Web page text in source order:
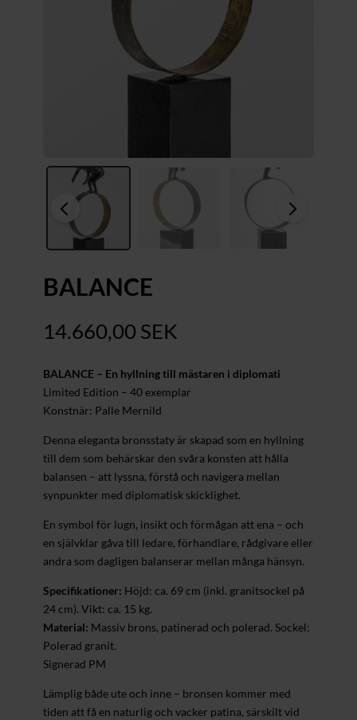
BALANCE
14.660,00 SEK
BALANCE – En hyllning till mästaren i diplomati
Limited Edition – 40 exemplar
Konstnär: Palle Mernild
Denna eleganta bronsstaty är skapad som en hyllning
till dem som behärskar den svåra konsten att hålla
balansen – att lyssna, förstå och navigera mellan
synpunkter med diplomatisk skicklighet.
En symbol för lugn, insikt och förmågan att ena – och
en självklar gåva till ledare, förhandlare, rådgivare eller
andra som dagligen balanserar mellan många hänsyn.
Specifikationer: Höjd: ca. 69 cm (inkl. granitsockel på
24 cm). Vikt: ca. 15 kg.
Material: Massiv brons, patinerad och polerad. Sockel:
Polerad granit.
Signerad PM
Lämplig både ute och inne – bronsen kommer med
tiden att få en naturlig och vacker patina, särskilt vid